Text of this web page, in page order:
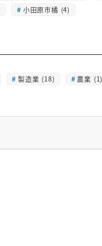
小田原市橘 (4)
製造業 (18) 農業 (1)